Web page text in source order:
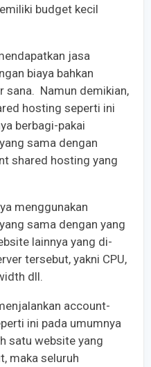
budget kecil
jasa
biaya bahkan
sana. Namun demikian,
hosting seperti ini
berbagi-pakai
sama dengan
shared hosting yang
menggunakan
sama dengan yang
lainnya yang di-
tersebut, yakni CPU,
dll.
account-
ini pada umumnya
satu website yang
maka seluruh